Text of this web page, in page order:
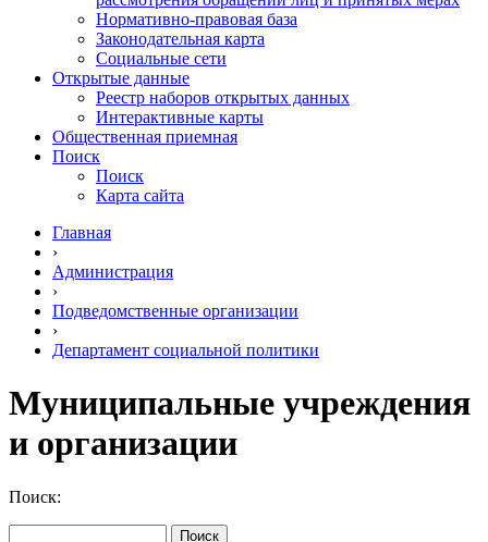
Нормативно-правовая база
Законодательная карта
Социальные сети
Открытые данные
Реестр наборов открытых данных
Интерактивные карты
Общественная приемная
Поиск
Поиск
Карта сайта
Главная
›
Администрация
›
Подведомственные организации
›
Департамент социальной политики
Муниципальные учреждения
и организации
Поиск: